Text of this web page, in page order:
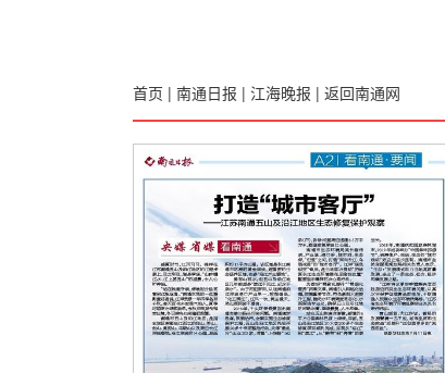
首页 | 南通日报 | 江海晚报 | 返回南通网